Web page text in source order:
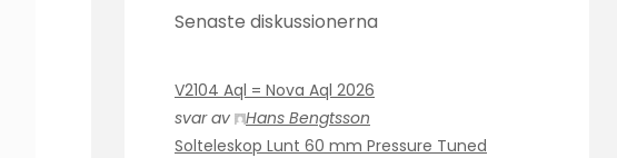
Senaste diskussionerna
V2104 Aql = Nova Aql 2026
svar av
Hans Bengtsson
Solteleskop Lunt 60 mm Pressure Tuned